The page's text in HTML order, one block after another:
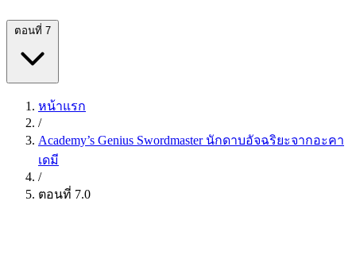
ตอนที่ 7
หน้าแรก
/
Academy’s Genius Swordmaster นักดาบอัจฉริยะจากอะคา
เดมี
/
ตอนที่ 7.0